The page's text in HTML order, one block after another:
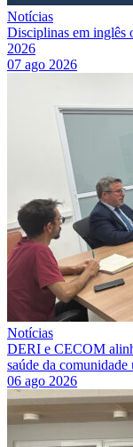
Notícias
Disciplinas em inglês
2026
07 ago 2026
Notícias
DERI e CECOM
saúde da
06 ago 2026